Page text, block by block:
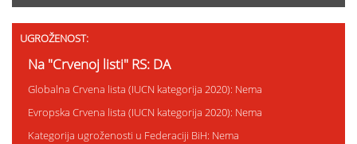
UGROŽENOST:
Na "Crvenoj listi" RS: DA
Globalna Crvena lista (IUCN kategorija 2020): Nema
Evropska Crvena lista (IUCN kategorija 2020): Nema
Kategorija ugroženosti u Federaciji BiH: Nema